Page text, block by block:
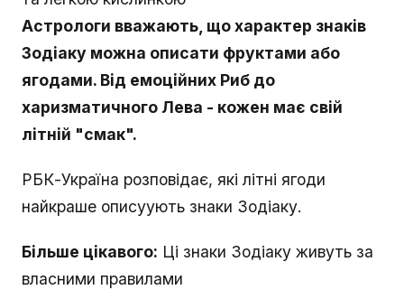
Астрологи вважають, що характер знаків
Зодіаку можна описати фруктами або
ягодами. Від емоційних Риб до
харизматичного Лева - кожен має свій
літній "смак".
РБК-Україна розповідає, які літні ягоди
найкраше описуують знаки Зодіаку.
Більше цікавого: Ці знаки Зодіаку живуть за
власними правилами